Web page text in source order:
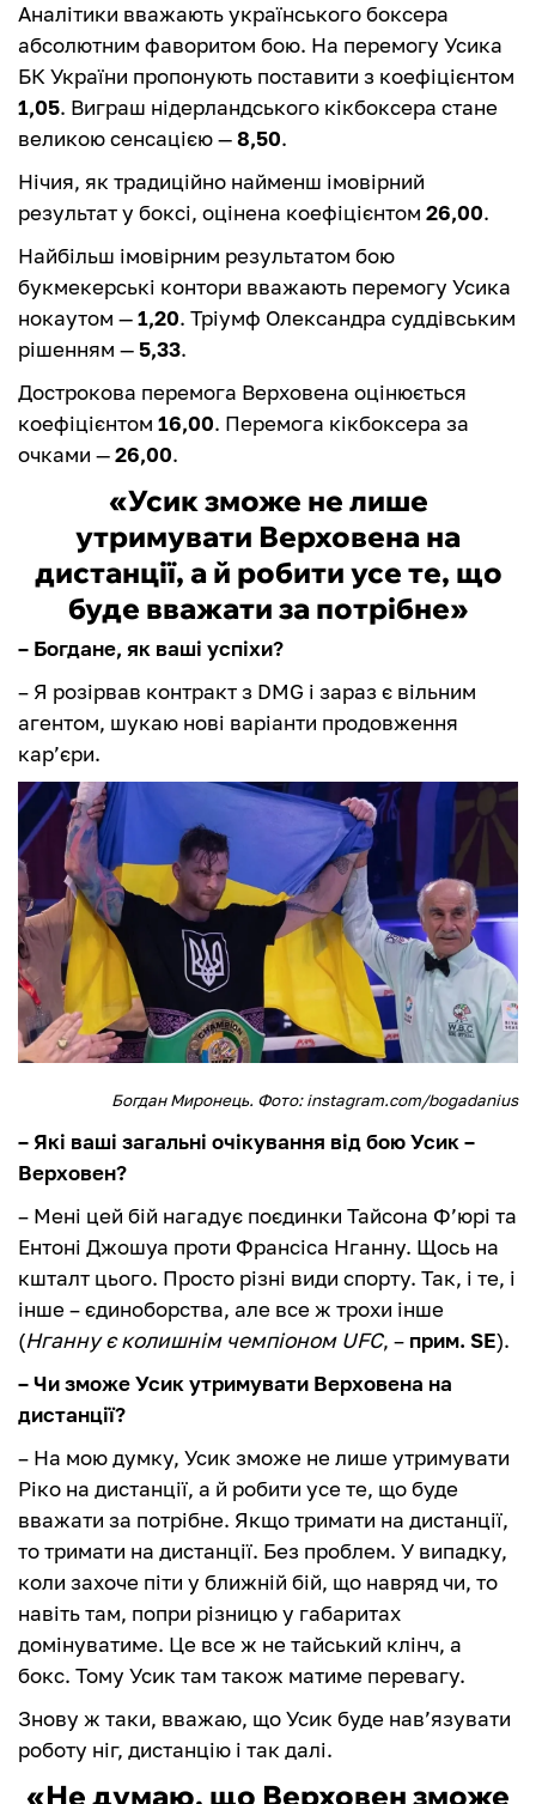
Аналітики вважають українського боксера
абсолютним фаворитом бою. На перемогу Усика
БК України пропонують поставити з коефіцієнтом
1,05. Виграш нідерландського кікбоксера стане
великою сенсацією —8,50.
Нічия, як традиційно найменш імовірний
результат у боксі, оцінена коефіцієнтом 26,00.
Найбільш імовірним результатом бою
букмекерські контори вважають перемогу Усика
нокаутом —1,20. Тріумф Олександра суддівським
рішенням — 5,33.
Дострокова перемога Верховена оцінюється
коефіцієнтом 16,00. Перемога кікбоксера за
очками —26,00.
«Усик зможе не лише
утримувати Верховена на
дистанції, а й робити усе те, що
буде вважати за потрібне»
– Богдане, як ваші успіхи?
– Я розірвав контракт з DMG і зараз є вільним
агентом, шукаю нові варіанти продовження
кар’єри.
Богдан Миронець. Фото: instagram.com/bogadanius
– Які ваші загальні очікування від бою Усик –
Верховен?
– Мені цей бій нагадує поєдинки Тайсона Ф’юрі та
Ентоні Джошуа проти Франсіса Нганну. Щось на
кшталт цього. Просто різні види спорту. Так, і те, і
інше – єдиноборства, але все ж трохи інше
(Нганну є колишнім чемпіоном UFC, – прим. SE).
– Чи зможе Усик утримувати Верховена на
дистанції?
– На мою думку, Усик зможе не лише утримувати
Ріко на дистанції, а й робити усе те, що буде
вважати за потрібне. Якщо тримати на дистанції,
то тримати на дистанції. Без проблем. У випадку,
коли захоче піти у ближній бій, що навряд чи, то
навіть там, попри різницю у габаритах
домінуватиме. Це все ж не тайський клінч, а
бокс. Тому Усик там також матиме перевагу.
Знову ж таки, вважаю, що Усик буде нав’язувати
роботу ніг, дистанцію і так далі.
«Не думаю, що Верховен зможе